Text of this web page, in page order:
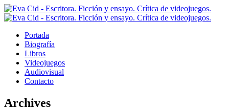
Portada
Biografía
Libros
Videojuegos
Audiovisual
Contacto
Archives